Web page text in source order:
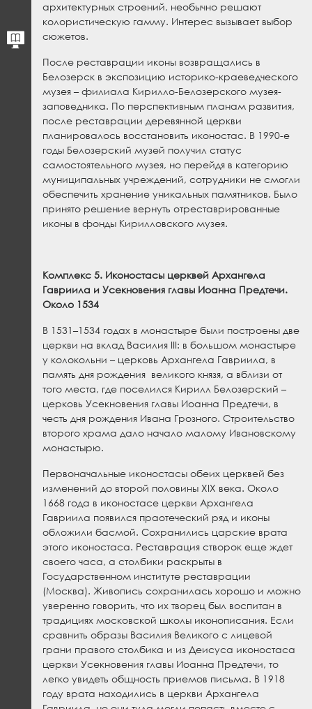
архитектурных строений, необычно решают
колористическую гамму. Интерес вызывает выбор
сюжетов.
После реставрации иконы возвращались в
Белозерск в экспозицию историко-краеведческого
музея – филиала Кирилло-Белозерского музея-
заповедника. По перспективным планам развития,
после реставрации деревянной церкви
планировалось восстановить иконостас. В 1990-е
годы Белозерский музей получил статус
самостоятельного музея, но перейдя в категорию
муниципальных учреждений, сотрудники не смогли
обеспечить хранение уникальных памятников. Было
принято решение вернуть отреставрированные
иконы в фонды Кирилловского музея.
Комплекс 5. Иконостасы церквей Архангела
Гавриила и Усекновения главы Иоанна Предтечи.
Около 1534
В 1531–1534 годах в монастыре были построены две
церкви на вклад Василия III: в большом монастыре
у колокольни – церковь Архангела Гавриила, в
память дня рождения великого князя, а вблизи от
того места, где поселился Кирилл Белозерский –
церковь Усекновения главы Иоанна Предтечи, в
честь дня рождения Ивана Грозного. Строительство
второго храма дало начало малому Ивановскому
монастырю.
Первоначальные иконостасы обеих церквей без
изменений до второй половины XIX века. Около
1668 года в иконостасе церкви Архангела
Гавриила появился праотеческий ряд и иконы
обложили басмой. Сохранились царские врата
этого иконостаса. Реставрация створок еще ждет
своего часа, а столбики раскрыты в
Государственном институте реставрации
(Москва). Живопись сохранилась хорошо и можно
уверенно говорить, что их творец был воспитан в
традициях московской школы иконописания. Если
сравнить образы Василия Великого с лицевой
грани правого столбика и из Деисуса иконостаса
церкви Усекновения главы Иоанна Предтечи, то
легко увидеть общность приемов письма. В 1918
году врата находились в церкви Архангела